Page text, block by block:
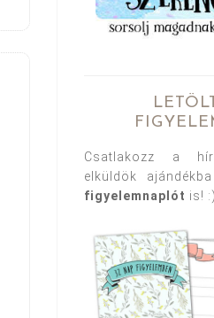
Csatlakozz a
elküldök
figyelemnaplót is! :)